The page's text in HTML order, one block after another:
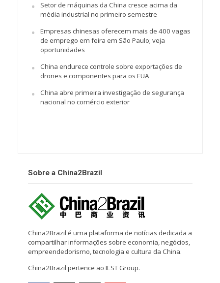
Setor de máquinas da China cresce acima da
média industrial no primeiro semestre
Empresas chinesas oferecem mais de 400 vagas
de emprego em feira em São Paulo; veja
oportunidades
China endurece controle sobre exportações de
drones e componentes para os EUA
China abre primeira investigação de segurança
nacional no comércio exterior
Sobre a China2Brazil
China2Brazil é uma plataforma de notícias dedicada a
compartilhar informações sobre economia, negócios,
empreendedorismo, tecnologia e cultura da China.
China2Brazil pertence ao IEST Group.